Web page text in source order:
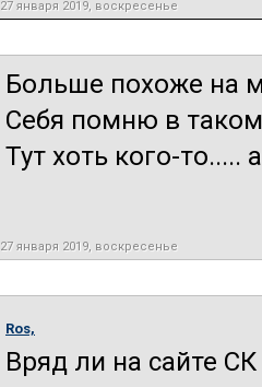
27 января 2019, воскресенье
Больше похоже на
Себя помню в
Тут хоть кого-
27 января 2019, воскресенье
Ros,
Вряд ли на сайте СК